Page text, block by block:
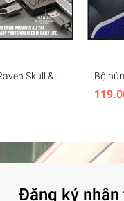
Skull &
Switch 2,
Bộ
Grip
XBox
Đăng ký nhận